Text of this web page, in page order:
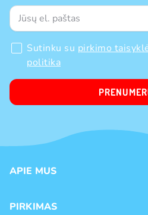
Sutinku su pirkimo
politika
APIE MUS
PIRKIMAS